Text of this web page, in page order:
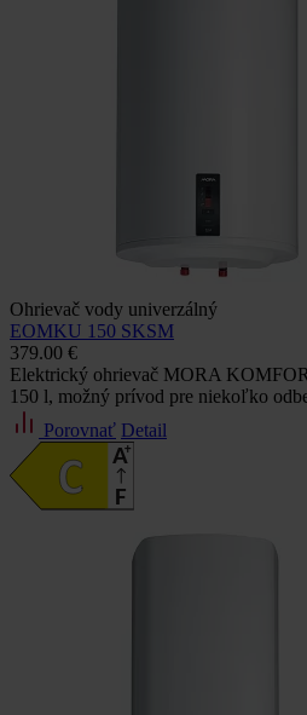
Ohrievač vody univerzálný
EOMKU 150 SKSM
379.00 €
Elektrický ohrievač MORA
150 l, možný prívod pre niekoľko
Porovnať Detail